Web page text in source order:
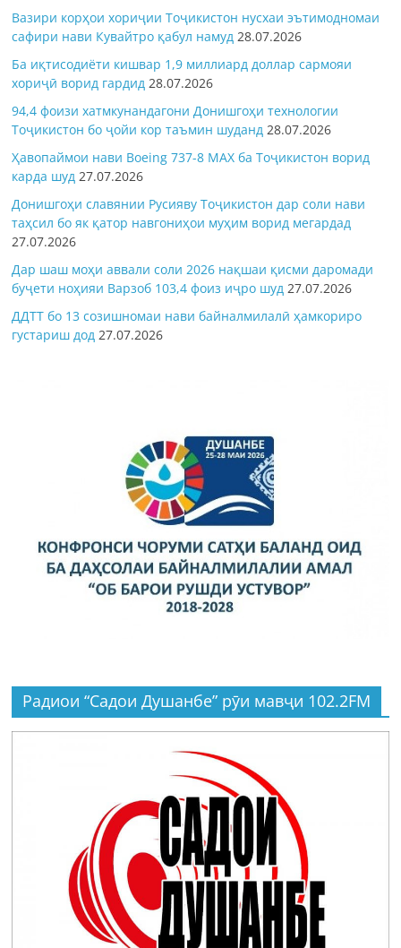
Вазири корҳои хориҷии Тоҷикистон нусхаи эътимодномаи
сафири нави Кувайтро қабул намуд 28.07.2026
Ба иқтисодиёти кишвар 1,9 миллиард доллар сармояи
хориҷӣ ворид гардид 28.07.2026
94,4 фоизи хатмкунандагони Донишгоҳи технологии
Тоҷикистон бо ҷойи кор таъмин шуданд 28.07.2026
Ҳавопаймои нави Boeing 737-8 MAX ба Тоҷикистон ворид
карда шуд 27.07.2026
Донишгоҳи славянии Русияву Тоҷикистон дар соли нави
таҳсил бо як қатор навгониҳои муҳим ворид мегардад
27.07.2026
Дар шаш моҳи аввали соли 2026 нақшаи қисми даромади
буҷети ноҳияи Варзоб 103,4 фоиз иҷро шуд 27.07.2026
ДДТТ бо 13 созишномаи нави байналмилалӣ ҳамкориро
густариш дод 27.07.2026
Радиои “Садои Душанбе” рӯи мавҷи 102.2FM